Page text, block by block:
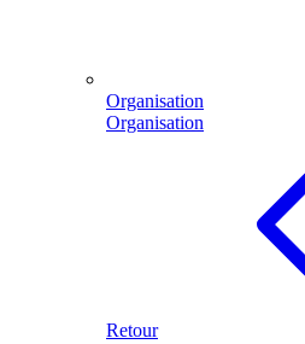
Organisation
Organisation
Retour